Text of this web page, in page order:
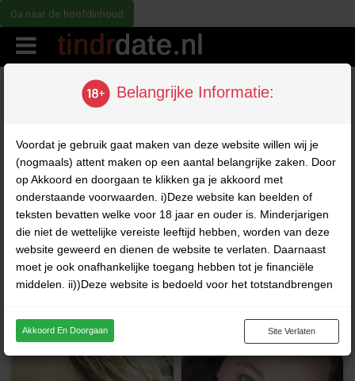
Ga naar de hoofdinhoud
Alle Profielen
34 jaar
Bericht
30 jaar
Belangrijke Informatie:
Voordat je gebruik gaat maken van deze website willen wij je
(nogmaals) attent maken op een aantal belangrijke zaken. Door
op Akkoord en doorgaan te klikken ga je akkoord met
onderstaande voorwaarden. i)Deze website kan beelden of
teksten bevatten welke voor 18 jaar en ouder is. Minderjarigen
die niet de wettelijke vereiste leeftijd hebben, worden van deze
website geweerd en dienen de website te verlaten. Daarnaast
moet je ook onafhankelijke toegang hebben tot je financiële
middelen. ii))Deze website is bedoeld voor het totstandbrengen
bevat derhalve louter fictieve profielen. Deze profielen zijn voor
persoonlijke communicatie toegevoegd en het maken van
fysieke afspraken met deze profielen is niet mogelijk. iii)Op deze
Privacy en Algemene voorwaarden
van toepassing.
Akkoord En Doorgaan Site Verlaten